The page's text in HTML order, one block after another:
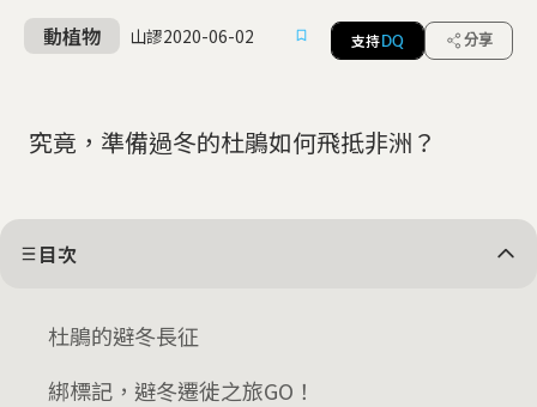
動植物 山謬2020-06-02 支持 DQ 分享
究竟，準備過冬的杜鵑如何飛抵非洲？
目次
杜鵑的避冬長征
綁標記，避冬遷徙之旅GO！